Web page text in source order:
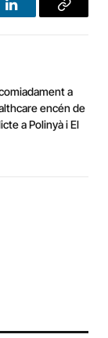
LinkedInCopy
a
encén de
a Polinyà i El